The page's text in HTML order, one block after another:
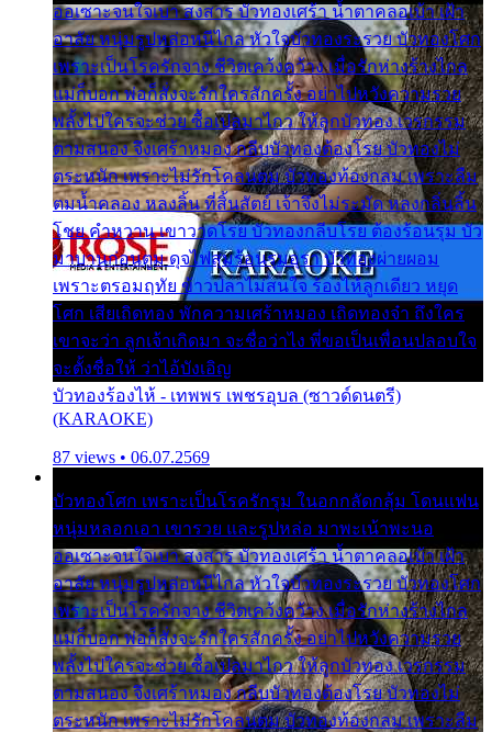
ออเซาะจนใจเบา สงสาร บัวทองเศร้า น้ำตาคลอเบ้า เฝ้า
อาลัย หนุ่มรูปหล่อหนีไกล หัวใจบัวทองระรวย บัวทองโศก
เพราะเป็นโรครักจาง ชีวิตเคว้งคว้าง เมื่อรักห่างร้างไกล
แม่ก็บอก พ่อก็สั่งจะรักใครสักครั้ง อย่าไปหวังความรวย
พลั้งไปใครจะช่วย ซื้อเปลมาไกว ให้ลูกบัวทอง เวรกรรม
ตามสนอง จึงเศร้าหมอง กลีบบัวทองต้องโรย บัวทองไม่
ตระหนัก เพราะไม่รักโคลนตม บัวทองท้องกลม เพราะลืม
ตมน้ำคลอง หลงลิ้น ที่สิ้นสัตย์ เจ้าจึงไม่ระมัด หลงกลิ่นลิ้น
โชย คำหวาน เขาวาดโรย บัวทองกลีบโรย ต้องร้อนรุม บัว
มาบานก่อนตูม ดุจไฟสุมร้อนรุมอุรา บัวทองผ่ายผอม
เพราะตรอมฤทัย ข้าวปลาไม่สนใจ ร้องไห้ลูกเดียว หยุด
โศก เสียเถิดทอง พักความเศร้าหมอง เถิดทองจ๋า ถึงใคร
เขาจะว่า ลูกเจ้าเกิดมา จะชื่อว่าไง พี่ขอเป็นเพื่อนปลอบใจ
จะตั้งชื่อให้ ว่าไอ้บังเอิญ
บัวทองร้องไห้ - เทพพร เพชรอุบล (ซาวด์ดนตรี)
(KARAOKE)
87 views • 06.07.2569
บัวทองโศก เพราะเป็นโรครักรุม ในอกกลัดกลุ้ม โดนแฟน
หนุ่มหลอกเอา เขารวย และรูปหล่อ มาพะเน้าพะนอ
ออเซาะจนใจเบา สงสาร บัวทองเศร้า น้ำตาคลอเบ้า เฝ้า
อาลัย หนุ่มรูปหล่อหนีไกล หัวใจบัวทองระรวย บัวทองโศก
เพราะเป็นโรครักจาง ชีวิตเคว้งคว้าง เมื่อรักห่างร้างไกล
แม่ก็บอก พ่อก็สั่งจะรักใครสักครั้ง อย่าไปหวังความรวย
พลั้งไปใครจะช่วย ซื้อเปลมาไกว ให้ลูกบัวทอง เวรกรรม
ตามสนอง จึงเศร้าหมอง กลีบบัวทองต้องโรย บัวทองไม่
ตระหนัก เพราะไม่รักโคลนตม บัวทองท้องกลม เพราะลืม